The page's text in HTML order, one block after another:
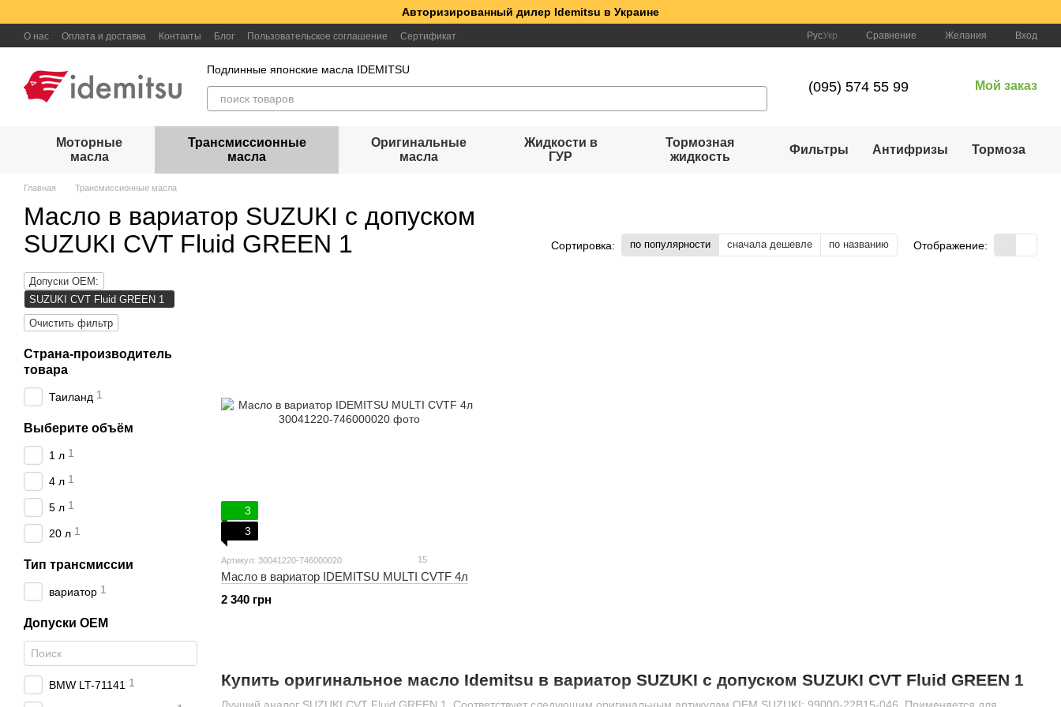
Авторизированный дилер Idemitsu в Украине
О нас Оплата и доставка Контакты Блог Пользовательское соглашение Сертификат РусУкр Сравнение Желания Вход
Подлинные японские масла IDEMITSU
(095) 574 55 99 Мой заказ
Моторные
масла
Трансмиссионные
масла
Оригинальные
масла
Жидкости в
ГУР
Тормозная
жидкость
Фильтры Антифризы Тормоза
Главная Трансмиссионные масла
Масло в вариатор SUZUKI с допуском
SUZUKI CVT Fluid GREEN 1
Сортировка: по популярности сначала дешевле по названию Отображение:
Купить оригинальное масло Idemitsu в вариатор SUZUKI с допуском SUZUKI CVT Fluid GREEN 1
Лучший аналог SUZUKI CVT Fluid GREEN 1. Соответствует следующим оригинальным артикулам OEM SUZUKI: 99000-22B15-046. Применяется для
3
3
Артикул: 30041220-746000020 15
Масло в вариатор IDEMITSU MULTI CVTF 4л
2 340 грн
Допуски OEM:
SUZUKI CVT Fluid GREEN 1
Очистить фильтр
Страна-производитель
товара
Таиланд 1
Выберите объём
1 л 1
4 л 1
5 л 1
20 л 1
Тип трансмиссии
вариатор 1
Допуски OEM
BMW LT-71141 1